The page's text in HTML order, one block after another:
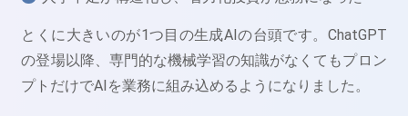
とくに大きいのが1つ目の生成AIの台頭です。ChatGPT
の登場以降、専門的な機械学習の知識がなくてもプロン
プトだけでAIを業務に組み込めるようになりました。